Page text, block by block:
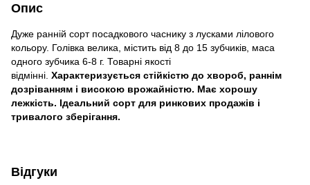
Опис
Дуже ранній сорт посадкового часнику з лусками лілового
кольору. Голівка велика, містить від 8 до 15 зубчиків, мacа
oднoгo зубчика 6-8 г. Товарні якості
відмінні. Характеризується стійкістю до хвороб, раннім
дозріванням і високою врожайністю. Має хорошу
лежкість. Ідеальний сорт для ринкових продажів і
тривалого зберігання.
Відгуки